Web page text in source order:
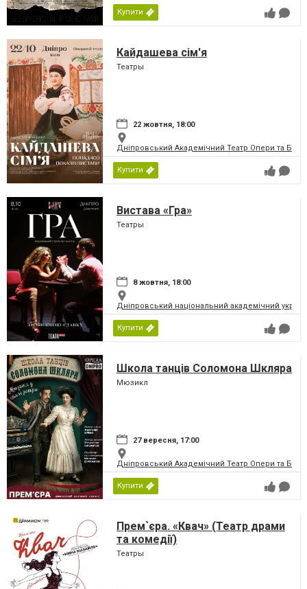
Купити
Кайдашева сім'я
Театры
22 жовтня, 18:00
Дніпровський Академічний Театр Опери та
Купити
Вистава «Гра»
Театры
8 жовтня, 18:00
Дніпровський національний академічний
Купити
Школа танців Соломона Шкляра
Мюзикл
27 вересня, 17:00
Дніпровський Академічний Театр Опери та
Купити
Прем`єра. «Квач» (Театр драми
та комедії)
Театры